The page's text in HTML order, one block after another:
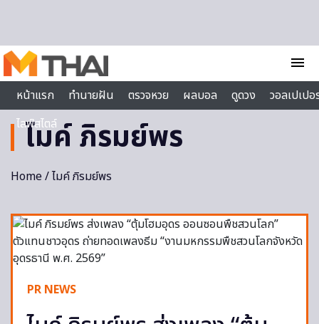
menu
หน้าแรก
ทำนายฝัน ตรวจหวย ผลบอล ดูดวง
วอลเปเป
ไลฟ์สไตล์
ไมค์ ภิรมย์พร
Home/ ไมค์ ภิรมย์พร
PR NEWS